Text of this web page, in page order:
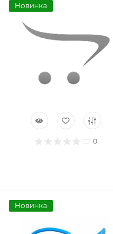
Новинка
0
Новинка